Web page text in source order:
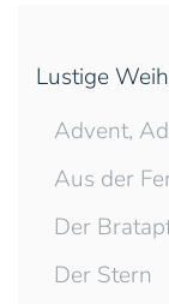
Lustige
Advent,
Aus der
Der
Der Stern